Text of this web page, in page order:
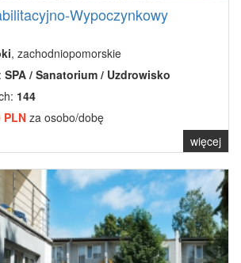
Wypoczynkowy
, zachodniopomorskie
SPA / Sanatorium / Uzdrowisko
144
PLN za osobo/dobę
więcej